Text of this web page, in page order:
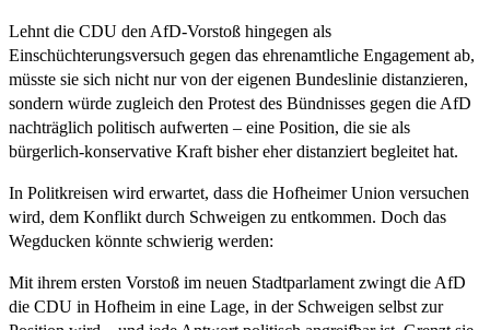
Lehnt die CDU den AfD-Vorstoß hingegen als
Einschüchterungsversuch gegen das ehrenamtliche Engagement ab,
müsste sie sich nicht nur von der eigenen Bundeslinie distanzieren,
sondern würde zugleich den Protest des Bündnisses gegen die AfD
nachträglich politisch aufwerten – eine Position, die sie als
bürgerlich-konservative Kraft bisher eher distanziert begleitet hat.
In Politkreisen wird erwartet, dass die Hofheimer Union versuchen
wird, dem Konflikt durch Schweigen zu entkommen. Doch das
Wegducken könnte schwierig werden:
Mit ihrem ersten Vorstoß im neuen Stadtparlament zwingt die AfD
die CDU in Hofheim in eine Lage, in der Schweigen selbst zur